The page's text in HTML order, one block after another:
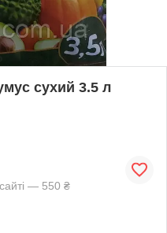
сухий 3.5 л
— 550 ₴